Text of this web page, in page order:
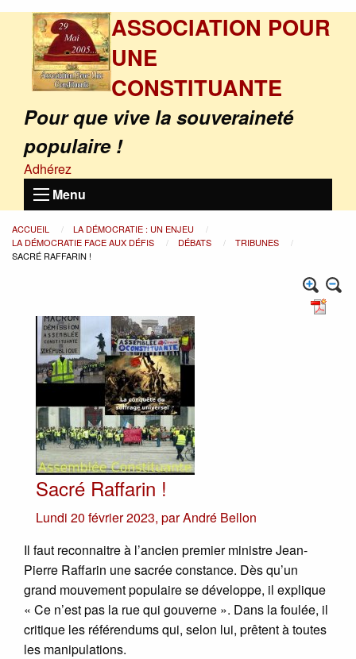
ASSOCIATION POUR
UNE
CONSTITUANTE
Pour que vive la souveraineté
populaire !
Adhérez
Menu
ACCUEIL
LA DÉMOCRATIE : UN ENJEU
LA DÉMOCRATIE FACE AUX DÉFIS
DÉBATS
TRIBUNES
SACRÉ RAFFARIN !
Sacré Raffarin !
Lundi 20 février 2023, parAndré Bellon
Il faut reconnaitre à l’ancien premier ministre Jean-
Pierre Raffarin une sacrée constance. Dès qu’un
grand mouvement populaire se développe, il explique
« Ce n’est pas la rue qui gouverne ». Dans la foulée, il
critique les référendums qui, selon lui, prêtent à toutes
les manipulations.